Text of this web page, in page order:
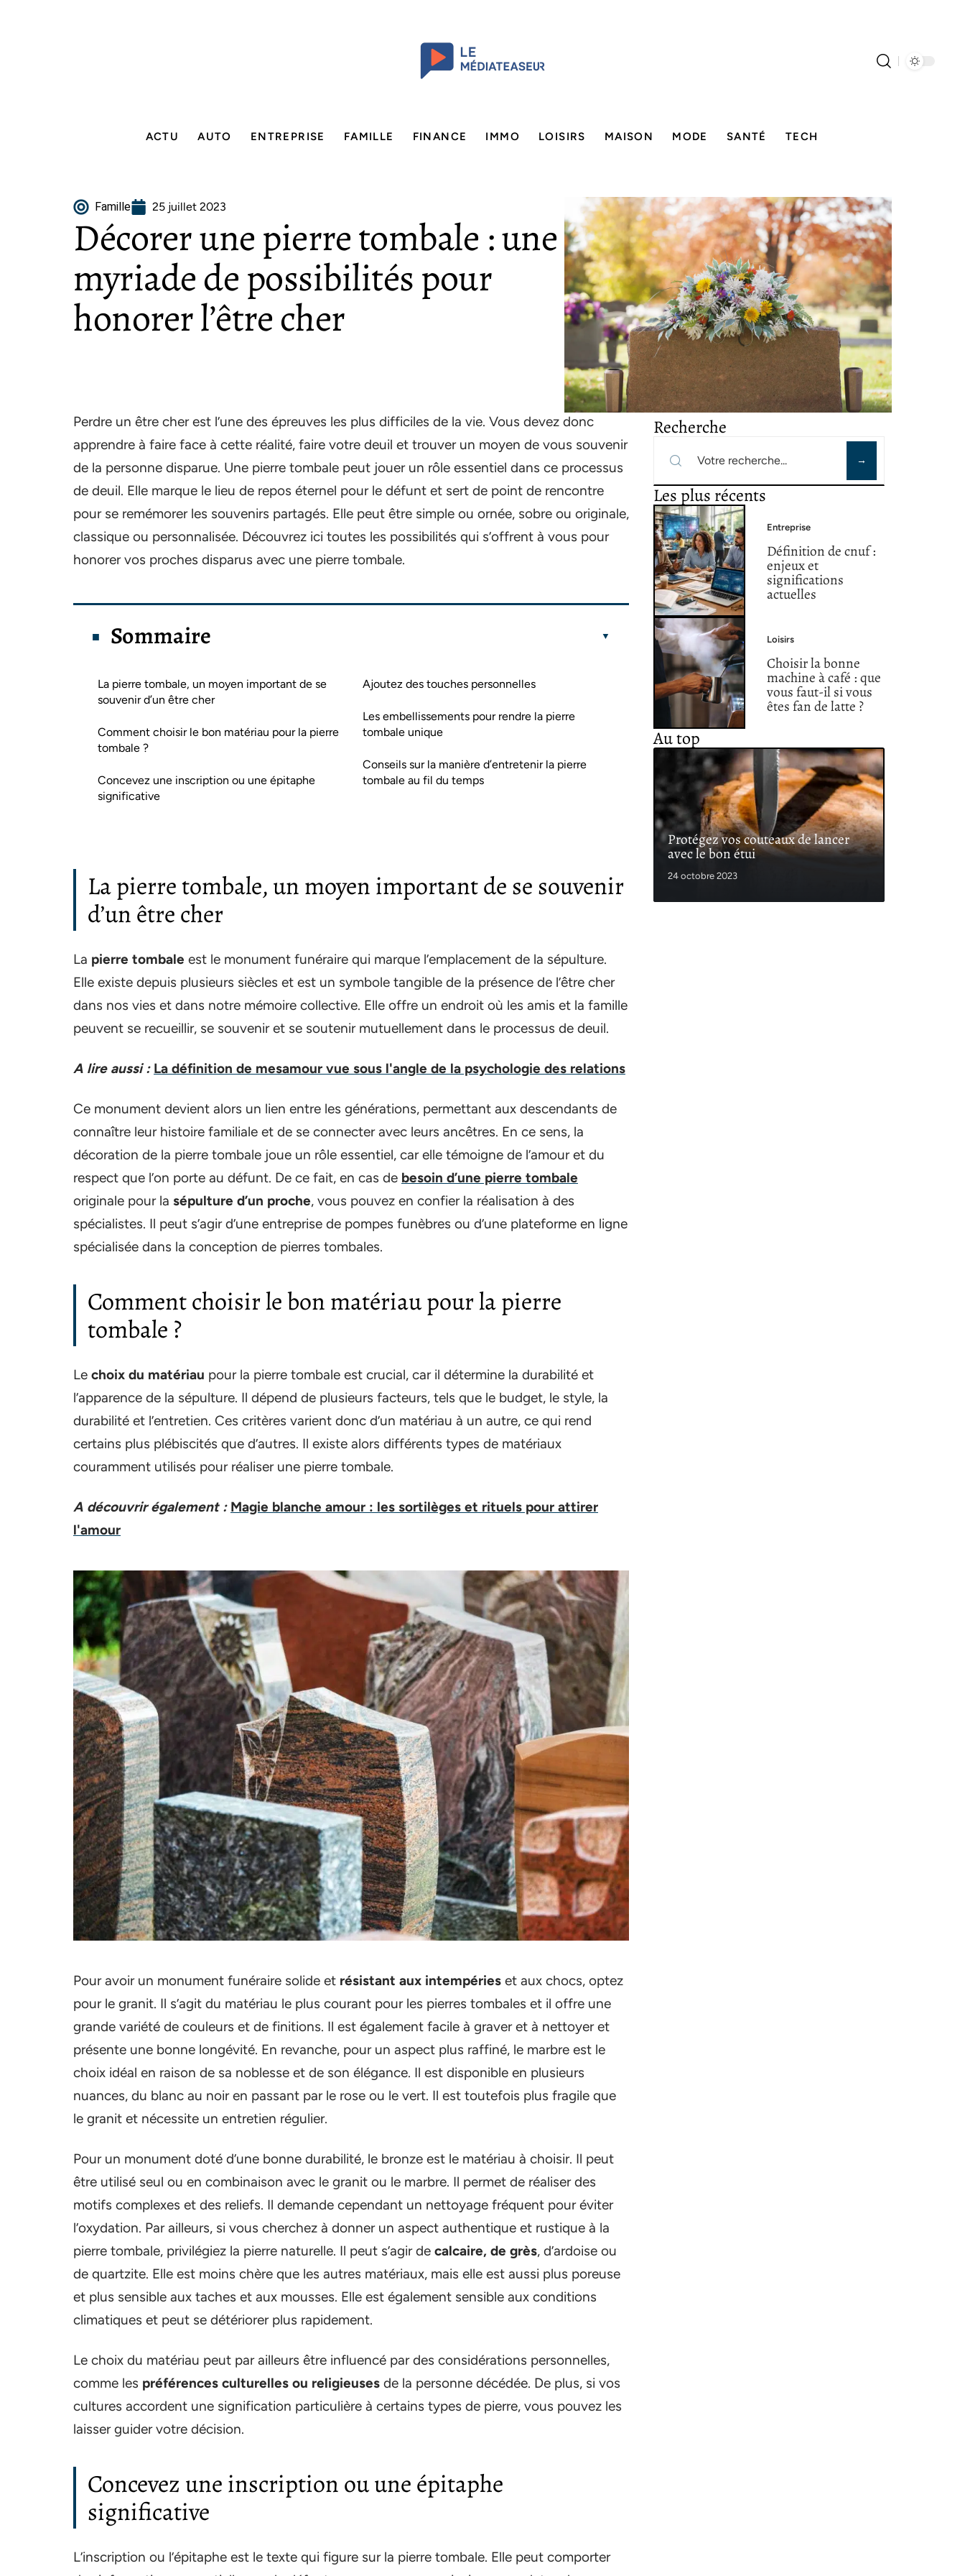
ACTU AUTO ENTREPRISE FAMILLE FINANCE IMMO LOISIRS MAISON MODE SANTÉ TECH
Famille 25 juillet 2023
Décorer une pierre tombale : une
myriade de possibilités pour
honorer l’être cher
Perdre un être cher est l’une des épreuves les plus difficiles de la vie. Vous devez donc
apprendre à faire face à cette réalité, faire votre deuil et trouver un moyen de vous souvenir
de la personne disparue. Une pierre tombale peut jouer un rôle essentiel dans ce processus
de deuil. Elle marque le lieu de repos éternel pour le défunt et sert de point de rencontre
pour se remémorer les souvenirs partagés. Elle peut être simple ou ornée, sobre ou originale,
classique ou personnalisée. Découvrez ici toutes les possibilités qui s’offrent à vous pour
honorer vos proches disparus avec une pierre tombale.
Sommaire
La pierre tombale, un moyen important de se
souvenir d’un être cher
Comment choisir le bon matériau pour la pierre
tombale ?
Concevez une inscription ou une épitaphe
significative
Ajoutez des touches personnelles
Les embellissements pour rendre la pierre
tombale unique
Conseils sur la manière d’entretenir la pierre
tombale au fil du temps
La pierre tombale, un moyen important de se souvenir
d’un être cher
La pierre tombale est le monument funéraire qui marque l’emplacement de la sépulture.
Elle existe depuis plusieurs siècles et est un symbole tangible de la présence de l’être cher
dans nos vies et dans notre mémoire collective. Elle offre un endroit où les amis et la famille
peuvent se recueillir, se souvenir et se soutenir mutuellement dans le processus de deuil.
A lire aussi : La définition de mesamour vue sous l'angle de la psychologie des relations
Ce monument devient alors un lien entre les générations, permettant aux descendants de
connaître leur histoire familiale et de se connecter avec leurs ancêtres. En ce sens, la
décoration de la pierre tombale joue un rôle essentiel, car elle témoigne de l’amour et du
respect que l’on porte au défunt. De ce fait, en cas de besoin d’une pierre tombale
originale pour la sépulture d’un proche, vous pouvez en confier la réalisation à des
spécialistes. Il peut s’agir d’une entreprise de pompes funèbres ou d’une plateforme en ligne
spécialisée dans la conception de pierres tombales.
Comment choisir le bon matériau pour la pierre
tombale ?
Le choix du matériau pour la pierre tombale est crucial, car il détermine la durabilité et
l’apparence de la sépulture. Il dépend de plusieurs facteurs, tels que le budget, le style, la
durabilité et l’entretien. Ces critères varient donc d’un matériau à un autre, ce qui rend
certains plus plébiscités que d’autres. Il existe alors différents types de matériaux
couramment utilisés pour réaliser une pierre tombale.
A découvrir également : Magie blanche amour : les sortilèges et rituels pour attirer
l'amour
Pour avoir un monument funéraire solide et résistant aux intempéries et aux chocs, optez
pour le granit. Il s’agit du matériau le plus courant pour les pierres tombales et il offre une
grande variété de couleurs et de finitions. Il est également facile à graver et à nettoyer et
présente une bonne longévité. En revanche, pour un aspect plus raffiné, le marbre est le
choix idéal en raison de sa noblesse et de son élégance. Il est disponible en plusieurs
nuances, du blanc au noir en passant par le rose ou le vert. Il est toutefois plus fragile que
le granit et nécessite un entretien régulier.
Pour un monument doté d’une bonne durabilité, le bronze est le matériau à choisir. Il peut
être utilisé seul ou en combinaison avec le granit ou le marbre. Il permet de réaliser des
motifs complexes et des reliefs. Il demande cependant un nettoyage fréquent pour éviter
l’oxydation. Par ailleurs, si vous cherchez à donner un aspect authentique et rustique à la
pierre tombale, privilégiez la pierre naturelle. Il peut s’agir de calcaire, de grès, d’ardoise ou
de quartzite. Elle est moins chère que les autres matériaux, mais elle est aussi plus poreuse
et plus sensible aux taches et aux mousses. Elle est également sensible aux conditions
climatiques et peut se détériorer plus rapidement.
Le choix du matériau peut par ailleurs être influencé par des considérations personnelles,
comme les préférences culturelles ou religieuses de la personne décédée. De plus, si vos
cultures accordent une signification particulière à certains types de pierre, vous pouvez les
laisser guider votre décision.
Concevez une inscription ou une épitaphe
significative
L’inscription ou l’épitaphe est le texte qui figure sur la pierre tombale. Elle peut comporter
Recherche
Les plus récents
Entreprise
Définition de cnuf :
enjeux et
significations
actuelles
Loisirs
Choisir la bonne
machine à café : que
vous faut-il si vous
êtes fan de latte ?
Au top
Protégez vos couteaux de lancer
avec le bon étui
24 octobre 2023